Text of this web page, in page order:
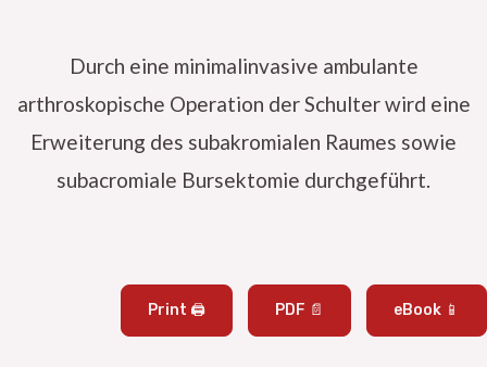
Durch eine minimalinvasive ambulante
arthroskopische Operation der Schulter wird eine
Erweiterung des subakromialen Raumes sowie
subacromiale Bursektomie durchgeführt.
Print 🖨 PDF 📄 eBook 📱